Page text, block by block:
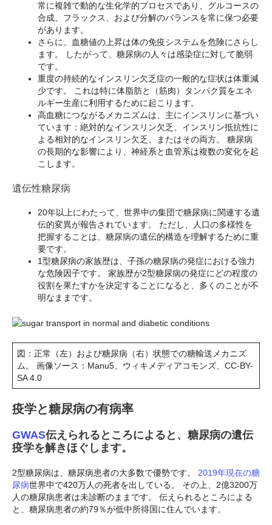
常に複雑で動的な生化学的プロセスであり、グルコースの
合成、フラックス、および分解のバランスを常に保つ必要
があります。
さらに、血糖値の上昇は体の免疫システムを危険にさらし
ます。 したがって、糖尿病の人々は感染症に対して脆弱
です。
重度の持続的なインスリン欠乏症の一般的な症状は体重減
少です。 これは特に体脂肪と（筋肉）タンパク質をエネ
ルギー生産に利用するために起こります。
高血糖につながるメカニズムは、主にインスリンに基づい
ています：絶対的なインスリン欠乏、インスリン抵抗性に
よる相対的なインスリン欠乏、またはその両方。 糖尿病
の長期的な影響により、神経系と血管系は複数の変化を起
こします。
遺伝性糖尿病
20年以上にわたって、世界中の集団で糖尿病に関連する遺
伝的変異が報告されています。 ただし、人口の多様性を
把握することは、糖尿病の遺伝的構造を理解するために重
要です。
1型糖尿病の家族歴は、子孫の糖尿病の発症における強力
な危険因子です。 家族歴が2型糖尿病の発症にどの程度の
役割を果たすかを決定することになると、多くのことが不
明なままです。
図：正常（左）および糖尿病（右）状態での糖輸送メカニズ
ム。 画像ソース：Manu5、ウィキメディアコモンズ、CC-BY-
SA 4.0
疫学と糖尿病の有病率
GWAS伝えられるところによると、糖尿病の遺伝
疫学を解きほぐします。
2型糖尿病は、糖尿病患者の大多数で優勢です。
2019年現在の糖
尿病世界中で420万人の死者を出している。 その上、2億3200万
人の糖尿病患者は未診断のままです。 伝えられるところによる
と、糖尿病患者の約79％が低中所得国に住んでいます。